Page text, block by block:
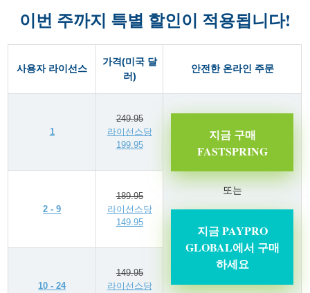
이번 주까지 특별 할인이 적용됩니다!
사용자 라이선스
가격(미국 달
러)
안전한 온라인 주문
1
249.95
라이선스당
199.95
지금 구매
FASTSPRING
또는
지금 PAYPRO
GLOBAL에서 구매
하세요
2 - 9
189.95
라이선스당
149.95
10 - 24
149.95
라이선스당